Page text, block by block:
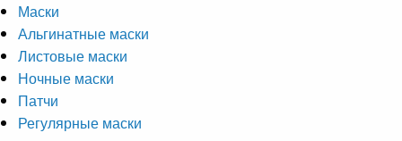
Маски
Альгинатные маски
Листовые маски
Ночные маски
Патчи
Регулярные маски